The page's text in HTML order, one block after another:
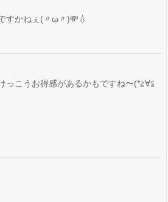
すかねぇ(〃ω〃)💸💧
っこうお得感があるかもですね〜(*≧∀≦